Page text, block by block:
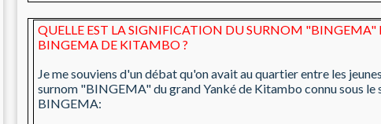
QUELLE EST LA SIGNIFICATION DU SURNOM "BINGEMA"
BINGEMA DE KITAMBO ?
Je me souviens d'un débat qu'on avait au quartier entre les
surnom "BINGEMA" du grand Yanké de Kitambo connu sous le
BINGEMA: